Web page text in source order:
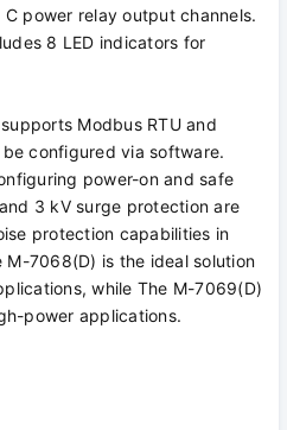
power relay output channels.
8 LED indicators for
Modbus RTU and
configured via software.
power-on and safe
3 kV surge protection are
protection capabilities in
M-7068(D) is the ideal solution
while The M-7069(D)
power applications.